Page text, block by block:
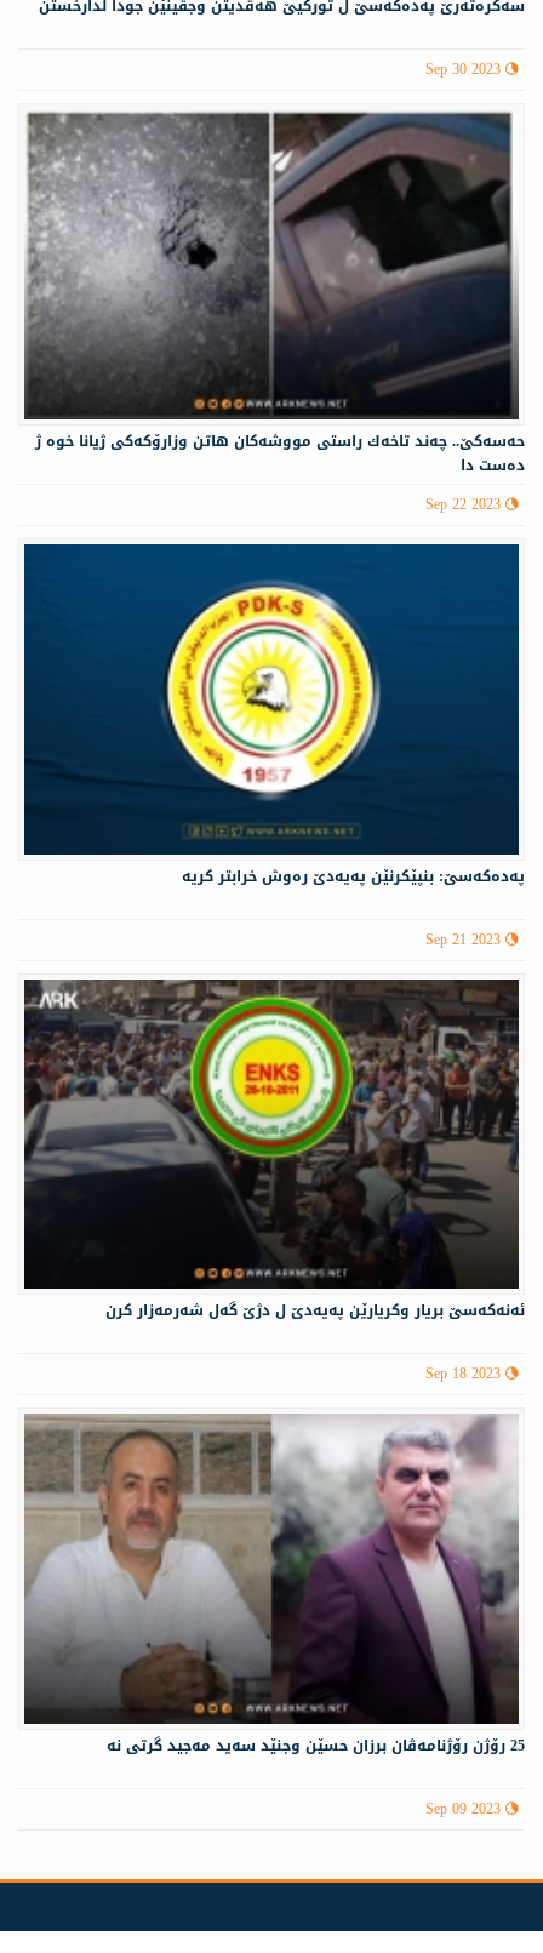
سەكرەتەرێ پەدەكەسێ ل توركیێ هەڤدیتن وجڤینێن جودا لدارخستن
Sep 30 2023
حه‌سه‌كێ.. چه‌ند تاخه‌ك راستی مووشه‌كان هاتن وزارۆكه‌كی ژیانا خوه‌ ژ
ده‌ست دا
Sep 22 2023
پەدەكەسێ: بنپێكرنێن پەیەدێ رەوش خرابتر كریە
Sep 21 2023
ئەنەكەسێ بریار وكریارێن پەیەدێ ل دژێ گەل شەرمەزار كرن
Sep 18 2023
25 رۆژن رۆژنامەڤان برزان حسێن وجنێد سەید مەجید گرتی نە
Sep 09 2023